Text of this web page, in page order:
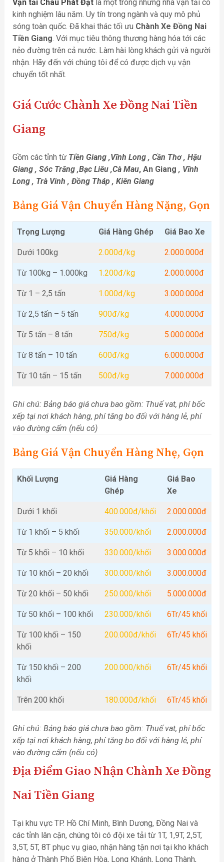
Vận tải Châu Phát Đạtlà một trong những nhà vận tải có
kinh nghiệm lâu năm. Uy tín trong ngành và quy mô phủ
sóng toàn quốc. Đã khai thác tối ưu Chành Xe Đồng Nai
Tiền Giang . Với mục tiêu thông thương hàng hóa tới các
nẻo đường trên cả nước. Làm hài lòng khách gửi và người
nhận. Hãy đến với chúng tôi để có được dịch vụ vận
chuyển tốt nhất.
Giá Cước Chành Xe Đồng Nai Tiền
Giang
Gồm các tỉnh từ Tiền Giang ,Vĩnh Long , Cần Thơ , Hậu
Giang , Sóc Trăng ,Bạc Liêu ,Cà Mau, An Giang , Vĩnh
Long , Trà Vinh , Đồng Tháp , Kiên Giang
Bảng Giá Vận Chuyển Hàng Nặng, Gọn
Trọng Lượng Giá Hàng Ghép Giá Bao Xe
Dưới 100kg 2.000đ/kg 2.000.000đ
Từ 100kg – 1.000kg 1.200đ/kg 2.000.000đ
Từ 1 – 2,5 tấn 1.000đ/kg 3.000.000đ
Từ 2,5 tấn – 5 tấn 900đ/kg 4.000.000đ
Từ 5 tấn – 8 tấn 750đ/kg 5.000.000đ
Từ 8 tấn – 10 tấn 600đ/kg 6.000.000đ
Từ 10 tấn – 15 tấn 500đ/kg 7.000.000đ
Ghi chú: Bảng báo giá chưa bao gồm: Thuế vat, phí bốc
xếp tại nơi khách hàng, phí tăng bo đối với hàng lẻ, phí
vào đường cấm (nếu có)
Bảng Giá Vận Chuyển Hàng Nhẹ, Gọn
Khối Lượng
Giá Hàng
Ghép
Giá Bao
Xe
Dưới 1 khối 400.000đ/khối 2.000.000đ
Từ 1 khối – 5 khối 350.000/khối 2.000.000đ
Từ 5 khối – 10 khối 330.000/khối 3.000.000đ
Từ 10 khối – 20 khối 300.000/khối 3.000.000đ
Từ 20 khối – 50 khối 250.000/khối 5.000.000đ
Từ 50 khối – 100 khối 230.000/khối 6Tr/45 khối
Từ 100 khối – 150
khối
200.000đ/khối 6Tr/45 khối
Từ 150 khối – 200
khối
200.000/khối 6Tr/45 khối
Trên 200 khối 180.000đ/khối 6Tr/45 khối
Ghi chú: Bảng báo giá chưa bao gồm: Thuế vat, phí bốc
xếp tại nơi khách hàng, phí tăng bo đối với hàng lẻ, phí
vào đường cấm (nếu có)
Địa Điểm Giao Nhận Chành Xe Đồng
Nai Tiền Giang
Tại khu vực TP. Hồ Chí Minh, Bình Dương, Đồng Nai và
các tỉnh lân cận, chúng tôi có đội xe tải từ 1T, 1,9T, 2,5T,
3,5T, 5T, 8T phục vụ giao, nhận hàng tận nơi tại kho khách
hàng ở Thành Phố Biên Hòa, Long Khánh, Long Thành,